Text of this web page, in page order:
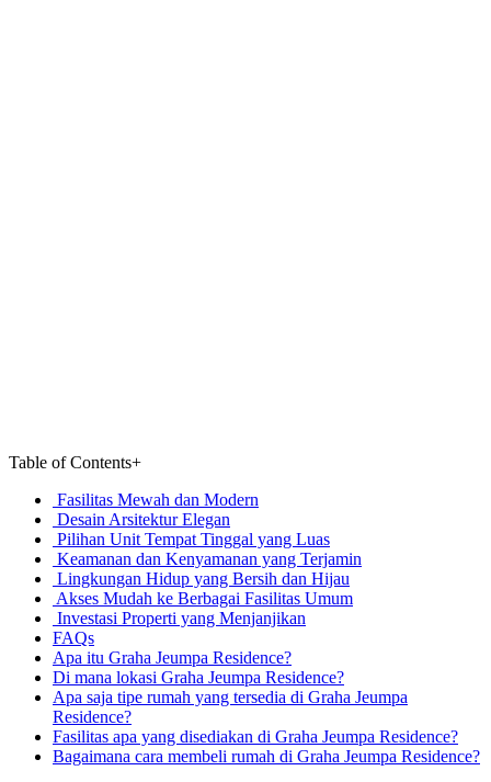
Table of Contents+
Fasilitas Mewah dan Modern
Desain Arsitektur Elegan
Pilihan Unit Tempat Tinggal yang Luas
Keamanan dan Kenyamanan yang Terjamin
Lingkungan Hidup yang Bersih dan Hijau
Akses Mudah ke Berbagai Fasilitas Umum
Investasi Properti yang Menjanjikan
FAQs
Apa itu Graha Jeumpa Residence?
Di mana lokasi Graha Jeumpa Residence?
Apa saja tipe rumah yang tersedia di Graha Jeumpa
Residence?
Fasilitas apa yang disediakan di Graha Jeumpa Residence?
Bagaimana cara membeli rumah di Graha Jeumpa Residence?